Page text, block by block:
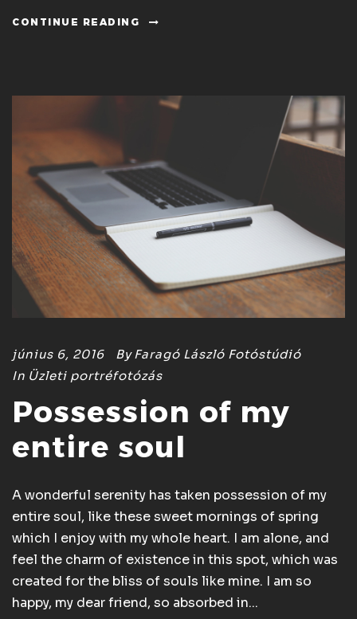
CONTINUE READING
június 6, 2016 By Faragó László Fotóstúdió
In Üzleti portréfotózás
Possession of my
entire soul
A wonderful serenity has taken possession of my
entire soul, like these sweet mornings of spring
which I enjoy with my whole heart. I am alone, and
feel the charm of existence in this spot, which was
created for the bliss of souls like mine. I am so
happy, my dear friend, so absorbed in...